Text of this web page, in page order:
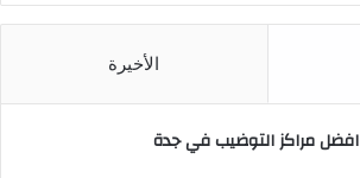
الأخيرة
افضل مراكز التوضيب في جدة